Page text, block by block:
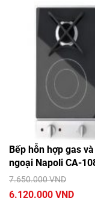
Bếp hỗn hợp gas
ngoại Napoli CA-
7.650.000 VND
6.120.000 VND